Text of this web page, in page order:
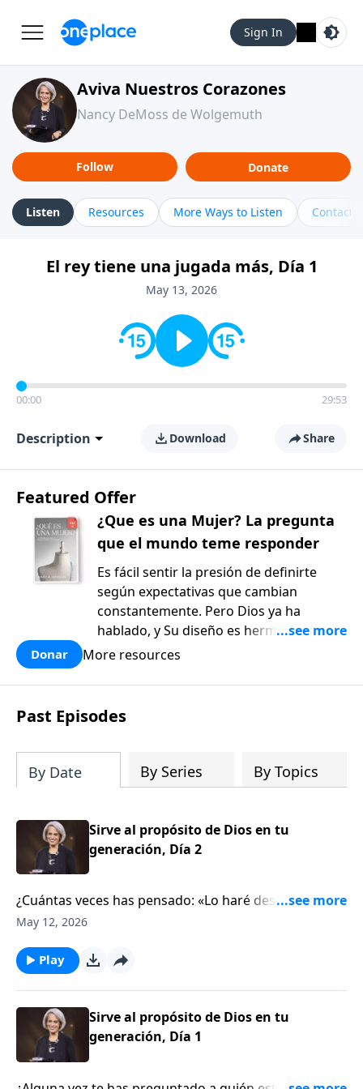
Sign In
Aviva Nuestros Corazones
Nancy DeMoss de Wolgemuth
Follow Donate
Listen Resources More Ways to Listen Contact
El rey tiene una jugada más, Día 1
May 13, 2026
00:00 29:53
Description Download Share
Featured Offer
¿Que es una Mujer? La pregunta
que el mundo teme responder
Es fácil sentir la presión de definirte
según expectativas que cambian
constantemente. Pero Dios ya ha
hablado, y Su diseño es hermoso y
bueno. ¿Qué es una mujer?: La pregunta
Kassian, es un recurso reflexivo y
fundamentado en la verdad bíblica que
te ayudará a afirmar tu manera de
diseño de Dios con una claridad
renovada.
Donar More resources
Past Episodes
By Date By Series By Topics
Sirve al propósito de Dios en tu
generación, Día 2
¿Cuántas veces has pensado: «Lo haré después»?
Pero, cuando se trata de servir a Dios, no podemos
sobre este tema en este edificante episodio de Aviva
Nuestros Corazones.
May 12, 2026
Play
Sirve al propósito de Dios en tu
generación, Día 1